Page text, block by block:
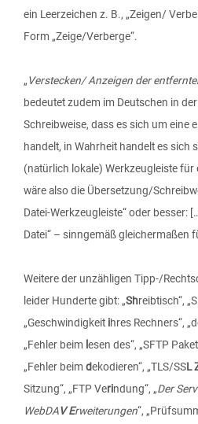
ein Leerzeichen z. B., „Zeigen/
Form „Zeige/Verberge“.
„Verstecken/ Anzeigen der
bedeutet zudem im Deutschen in
Schreibweise, dass es sich um eine
handelt, in Wahrheit handelt es sich
(natürlich lokale) Werkzeugleiste für
wäre also die Übersetzung/
Datei-Werkzeugleiste“ oder besser:
Datei“ – sinngemäß gleichermaßen
Weitere der unzähligen Tipp-/
leider Hunderte gibt: „Shreibtisch“,
„Geschwindigkeit ihres Rechners“,
„Fehler beim lesen des“, „SFTP
„Fehler beim dekodieren“, „TLS/SSL
Sitzung“, „FTP Verindung“, „Der
WebDAV Erweiterungen“,